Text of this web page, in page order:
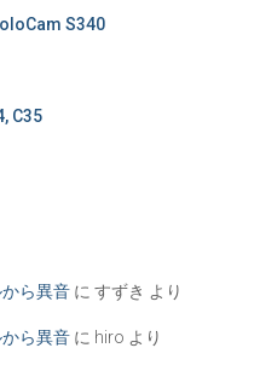
S340
C35
ら異音 に すずき より
ら異音 に hiro より